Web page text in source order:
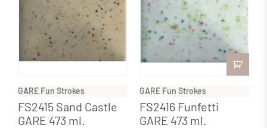
GARE Fun Strokes
FS2415 Sand Castle
GARE 473 ml.
GARE Fun Strokes
FS2416 Funfetti
GARE 473 ml.